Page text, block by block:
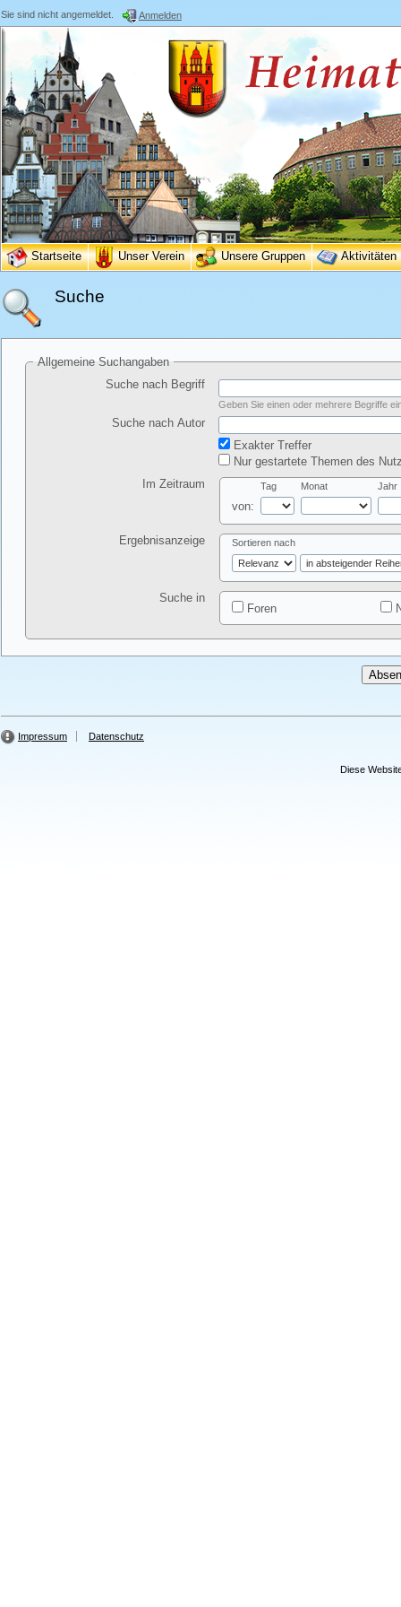
Sie sind nicht angemeldet. Anmelden
Startseite Unser Verein Unsere Gruppen Aktivitäten
Suche
Allgemeine Suchangaben
Suche nach Begriff
Geben Sie einen oder mehrere Begriffe
Suche nach Autor
Exakter Treffer
Nur gestartete Themen des
Im Zeitraum
von:
Tag Monat Jahr
Ergebnisanzeige Sortieren nach
Suche in
Foren
Impressum Datenschutz
Diese